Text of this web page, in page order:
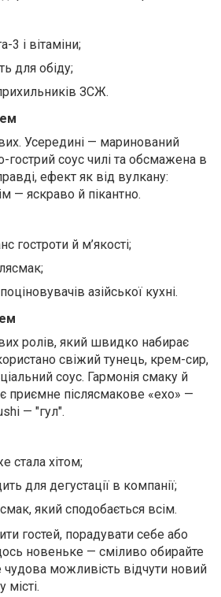
3 і вітаміни;
для обіду;
ЗСЖ.
Усередині — маринований
гострий соус чилі та обсмажена в
ефект як від вулкану:
— яскраво й пікантно.
гостроти й м’якості;
азійської кухні.
ролів, який швидко набирає
свіжий тунець, крем-сир,
соус. Гармонія смаку й
приємне післясмакове «ехо» —
— "гул".
стала хітом;
для дегустації в компанії;
який сподобається всім.
гостей, порадувати себе або
новеньке — сміливо обирайте
чудова можливість відчути новий
місті.